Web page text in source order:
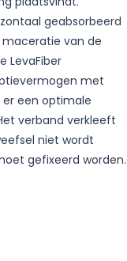
geabsorbeerd
van de
LevaFiber
met
een optimale
verband verkleeft
niet wordt
gefixeerd worden.